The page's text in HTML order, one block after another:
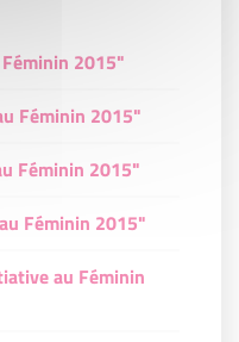
2015"
Féminin 2015"
Féminin 2015"
Féminin 2015"
au Féminin